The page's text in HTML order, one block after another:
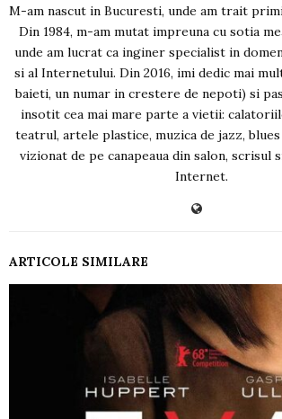
M-am nascut in Bucuresti, unde am trait
Din 1984, m-am mutat impreuna cu sotia
unde am lucrat ca inginer specialist in
si al Internetului. Din 2016, imi dedic mai
baieti, un numar in crestere de nepoti) si
insotit cea mai mare parte a vietii:
teatrul, artele plastice, muzica de jazz,
vizionat de pe canapeaua din salon, scrisul
Internet.
ARTICOLE SIMILARE